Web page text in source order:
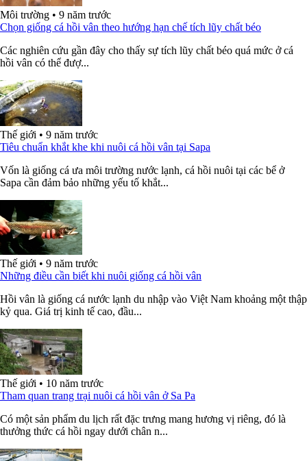
Môi trường • 9 năm trước
Chọn giống cá hồi vân theo hướng hạn chế tích lũy chất béo
Các nghiên cứu gần đây cho thấy sự tích lũy chất béo quá mức ở cá
hồi vân có thể đượ...
Thế giới • 9 năm trước
Tiêu chuẩn khắt khe khi nuôi cá hồi vân tại Sapa
Vốn là giống cá ưa môi trường nước lạnh, cá hồi nuôi tại các bể ở
Sapa cần đảm bảo những yếu tố khắt...
Thế giới • 9 năm trước
Những điều cần biết khi nuôi giống cá hồi vân
Hồi vân là giống cá nước lạnh du nhập vào Việt Nam khoảng một thập
kỷ qua. Giá trị kinh tế cao, đầu...
Thế giới • 10 năm trước
Tham quan trang trại nuôi cá hồi vân ở Sa Pa
Có một sản phẩm du lịch rất đặc trưng mang hương vị riêng, đó là
thưởng thức cá hồi ngay dưới chân n...